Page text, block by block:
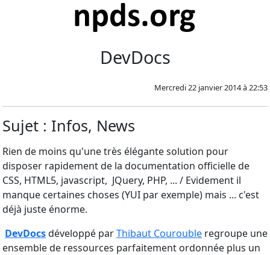
DevDocs
Mercredi 22 janvier 2014 à 22:53
Sujet : Infos, News
Rien de moins qu'une très élégante solution pour
disposer rapidement de la documentation officielle de
CSS, HTML5, javascript, JQuery, PHP, ... / Evidement il
manque certaines choses (YUI par exemple) mais ... c'est
déjà juste énorme.
DevDocsdéveloppé parThibaut Courouble regroupe une
ensemble de ressources parfaitement ordonnée plus un